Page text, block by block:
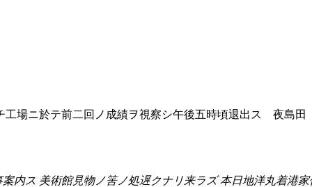
場ニ於テ前二回ノ成績ヲ視察シ午後五時頃退出ス 夜
内ス 美術館見物ノ筈ノ処遅クナリ来ラズ 本日地洋丸着港家